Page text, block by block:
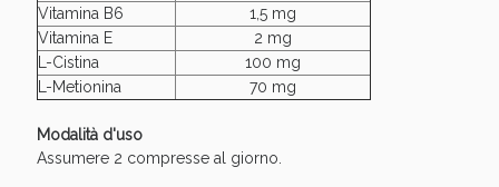
Vitamina B6
1,5 mg
Vitamina E
2 mg
L-Cistina
100 mg
L-Metionina
70 mg
Modalità d'uso
Assumere 2 compresse al giorno.